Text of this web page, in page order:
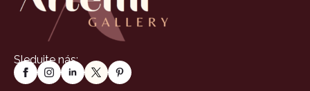
Sledujte nás: